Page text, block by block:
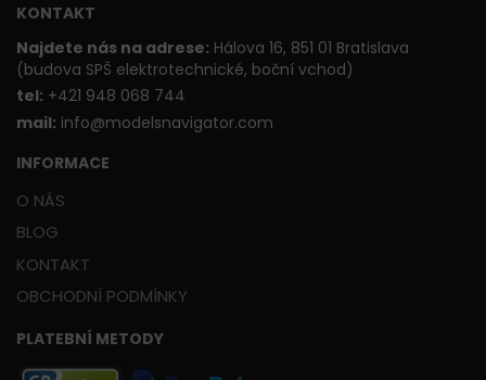
KONTAKT
Najdete nás na adrese: Hálova 16, 851 01 Bratislava
(budova SPŠ elektrotechnické, boční vchod)
tel: +421 948 068 744
mail: info@modelsnavigator.com
INFORMACE
O NÁS
BLOG
KONTAKT
OBCHODNÍ PODMÍNKY
PLATEBNÍ METODY